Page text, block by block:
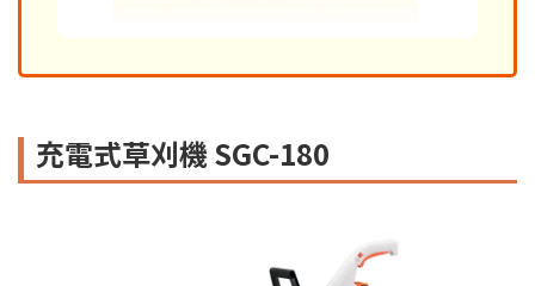
充電式草刈機 SGC-180